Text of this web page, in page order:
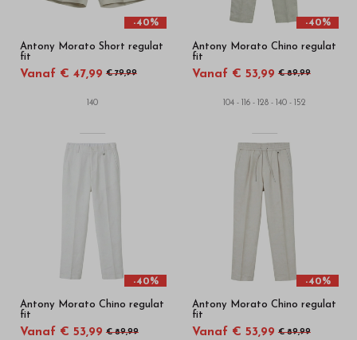
-40%
Antony Morato Short regulat
fit
Vanaf € 47,99 € 79,99
140
-40%
Antony Morato Chino regulat
fit
Vanaf € 53,99 € 89,99
104 - 116 - 128 - 140 - 152
-40%
Antony Morato Chino regulat
fit
Vanaf € 53,99 € 89,99
-40%
Antony Morato Chino regulat
fit
Vanaf € 53,99 € 89,99